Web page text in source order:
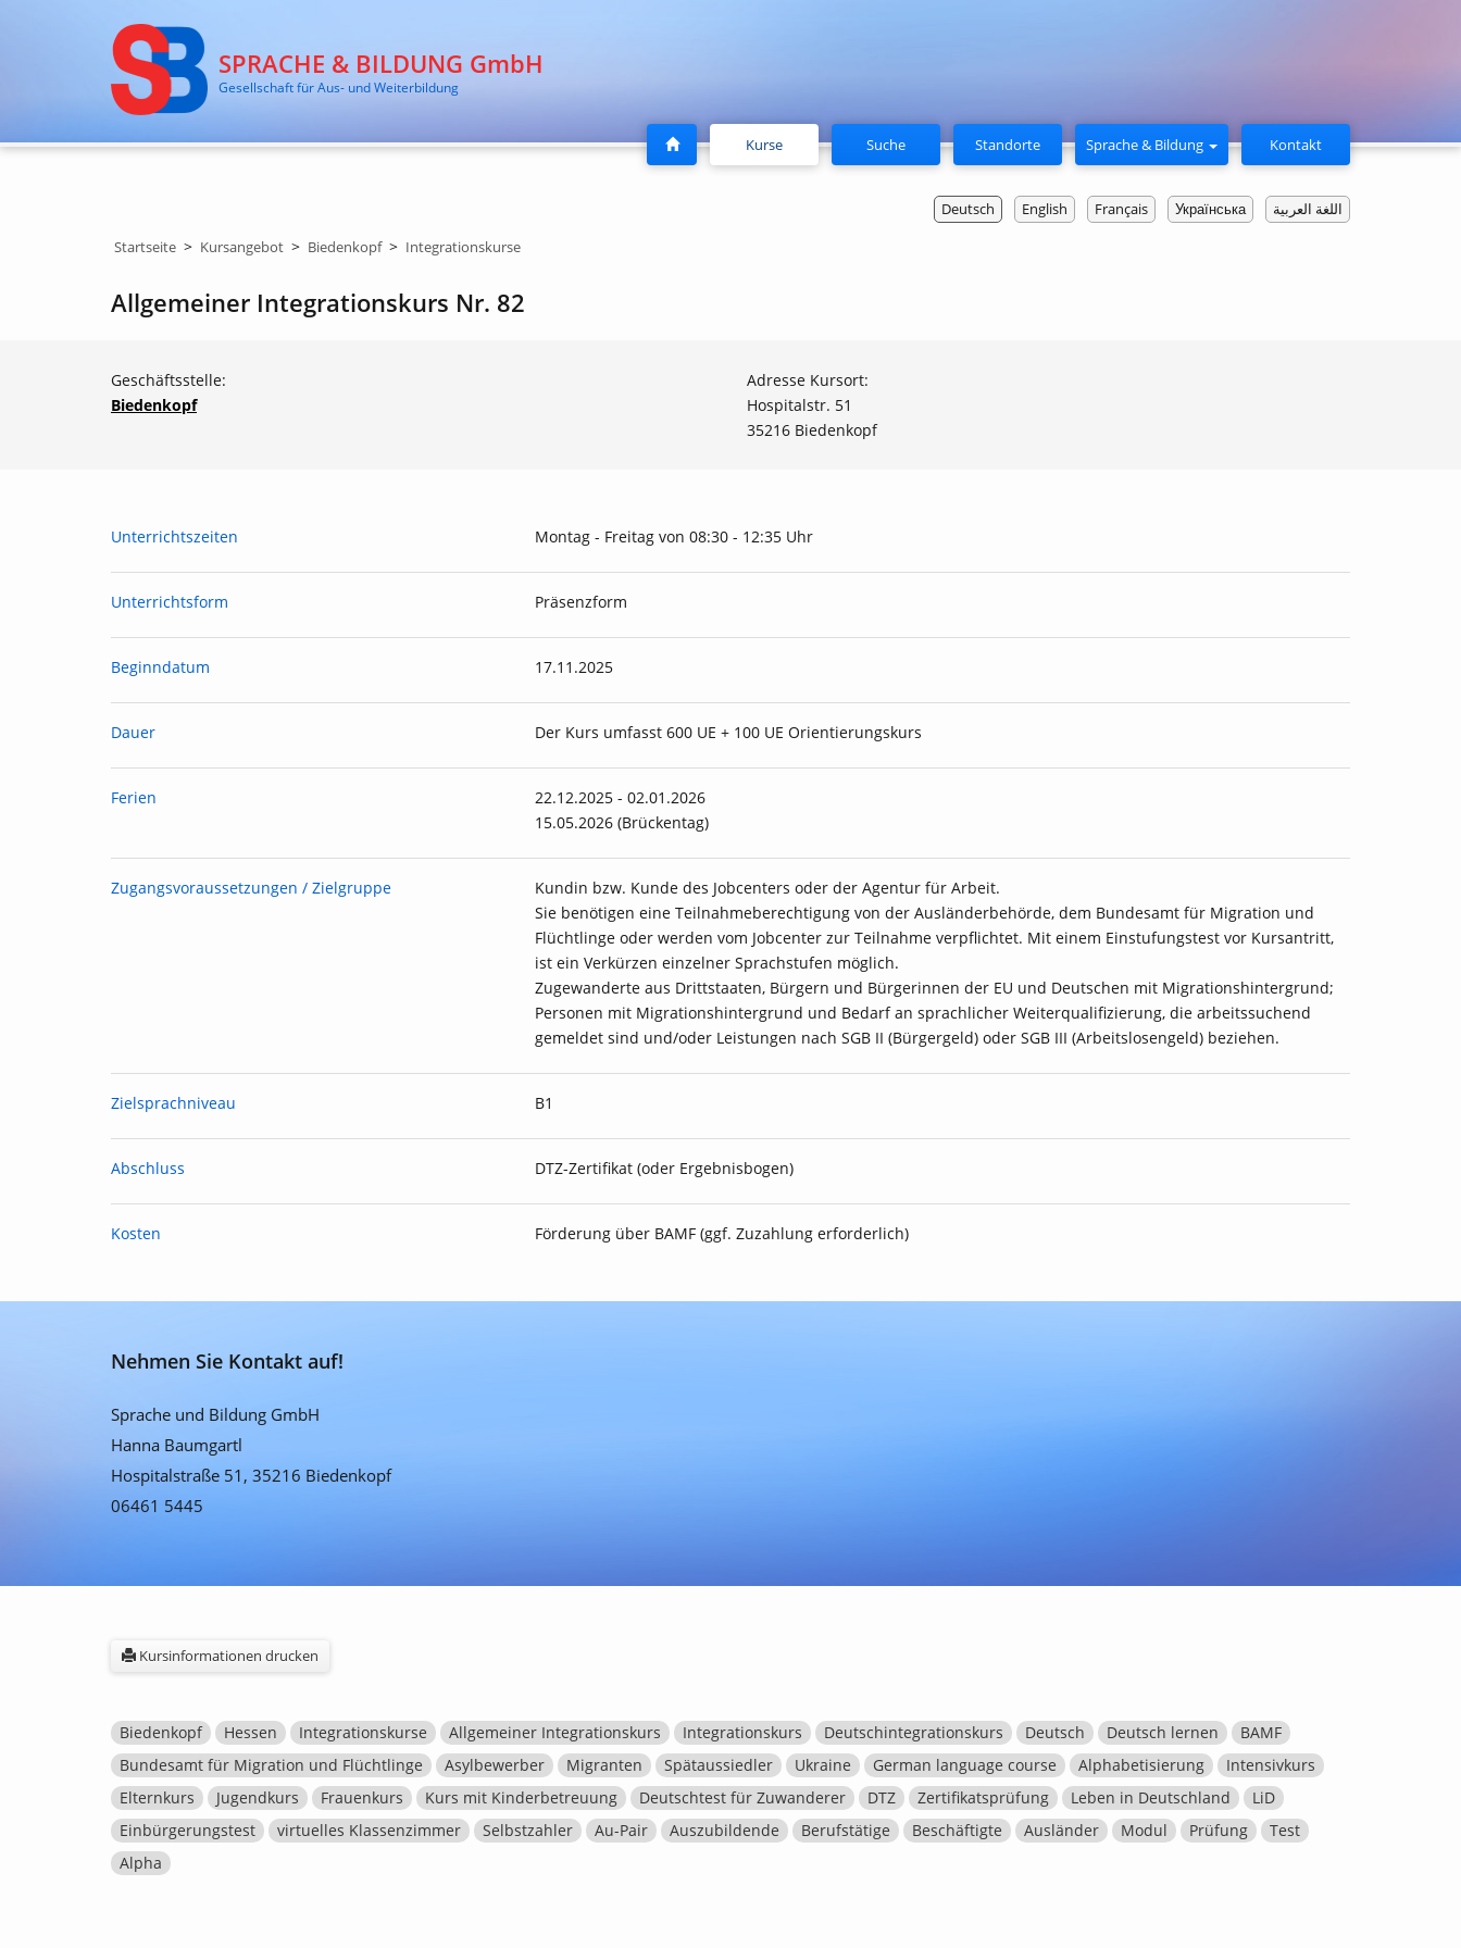
SPRACHE & BILDUNG GmbH
Gesellschaft für Aus- und Weiterbildung
(current)
Kurse Suche Standorte Sprache & Bildung Kontakt
اللغة العربية Українська
Français
English
Deutsch
Startseite > Kursangebot > Biedenkopf > Integrationskurse
Allgemeiner Integrationskurs Nr. 82
Geschäftsstelle:
Biedenkopf
Adresse Kursort:
Hospitalstr. 51
35216 Biedenkopf
Unterrichtszeiten Montag - Freitag von 08:30 - 12:35 Uhr
Unterrichtsform Präsenzform
Beginndatum 17.11.2025
Dauer Der Kurs umfasst 600 UE + 100 UE Orientierungskurs
Ferien
22.12.2025 - 02.01.2026
15.05.2026 (Brückentag)
Zugangsvoraussetzungen / Zielgruppe
Kundin bzw. Kunde des Jobcenters oder der Agentur für Arbeit.
Sie benötigen eine Teilnahmeberechtigung von der Ausländerbehörde, dem Bundesamt für Migration und
Flüchtlinge oder werden vom Jobcenter zur Teilnahme verpflichtet. Mit einem Einstufungstest vor Kursantritt,
ist ein Verkürzen einzelner Sprachstufen möglich.
Zugewanderte aus Drittstaaten, Bürgern und Bürgerinnen der EU und Deutschen mit Migrationshintergrund;
Personen mit Migrationshintergrund und Bedarf an sprachlicher Weiterqualifizierung, die arbeitssuchend
gemeldet sind und/oder Leistungen nach SGB II (Bürgergeld) oder SGB III (Arbeitslosengeld) beziehen.
Zielsprachniveau B1
Abschluss DTZ-Zertifikat (oder Ergebnisbogen)
Kosten Förderung über BAMF (ggf. Zuzahlung erforderlich)
Nehmen Sie Kontakt auf!
Sprache und Bildung GmbH
Hanna Baumgartl
Hospitalstraße 51, 35216 Biedenkopf
06461 5445
Kursinformationen drucken
Biedenkopf Hessen Integrationskurse Allgemeiner Integrationskurs Integrationskurs Deutschintegrationskurs Deutsch Deutsch lernen
BAMF
Bundesamt für Migration und Flüchtlinge
Asylbewerber Migranten Spätaussiedler Ukraine German language course Alphabetisierung
Intensivkurs
Elternkurs
Jugendkurs Frauenkurs Kurs mit Kinderbetreuung Deutschtest für Zuwanderer DTZ Zertifikatsprüfung Leben in Deutschland
LiD
Einbürgerungstest
virtuelles Klassenzimmer Selbstzahler Au-Pair Auszubildende Berufstätige Beschäftigte Ausländer Modul Prüfung
Test
Alpha